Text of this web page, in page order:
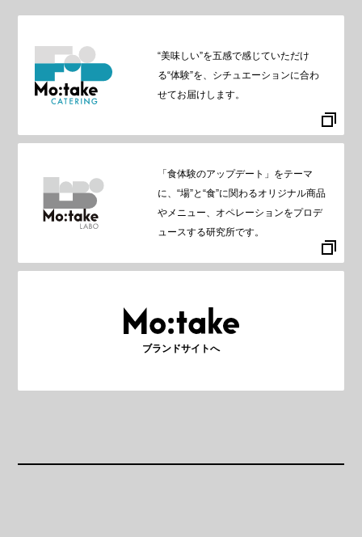
“美味しい”を五感で感じていただけ
る“体験”を、シチュエーションに合わ
せてお届けします。
「食体験のアップデート」をテーマ
に、“場”と“食”に関わるオリジナル商品
やメニュー、オペレーションをプロデ
ュースする研究所です。
ブランドサイトへ